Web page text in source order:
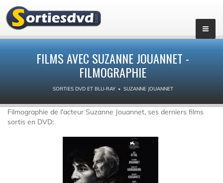
FILMS AVEC SUZANNE JOUANNET -
FILMOGRAPHIE
SORTIES DVD ET BLU-RAY SUZANNE JOUANNET
Filmographie de l'acteur Suzanne Jouannet, ses derniers films
sortis en DVD: